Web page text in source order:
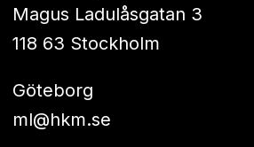
Magus Ladulåsgatan 3
118 63 Stockholm
Göteborg
ml@hkm.se